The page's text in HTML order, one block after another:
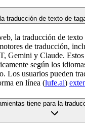
traducción de texto de
la traducción de texto
de traducción,
Gemini y Claude.
según los
Los usuarios pueden
en línea (lufe.ai)
tiene para la